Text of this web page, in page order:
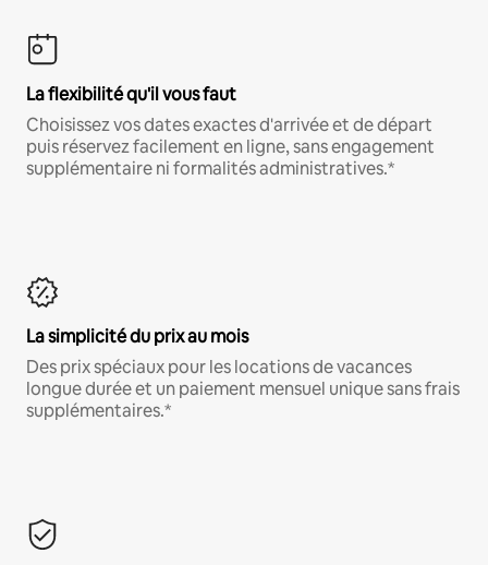
La flexibilité qu'il vous faut
Choisissez vos dates exactes d'arrivée et de départ
puis réservez facilement en ligne, sans engagement
supplémentaire ni formalités administratives.*
La simplicité du prix au mois
Des prix spéciaux pour les locations de vacances
longue durée et un paiement mensuel unique sans frais
supplémentaires.*